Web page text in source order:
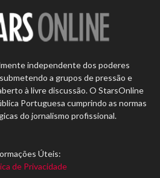
independente dos poderes
a grupos de pressão e
à livre discussão. O StarsOnline
Portuguesa cumprindo as normas
do jornalismo profissional.
Úteis:
de Privacidade